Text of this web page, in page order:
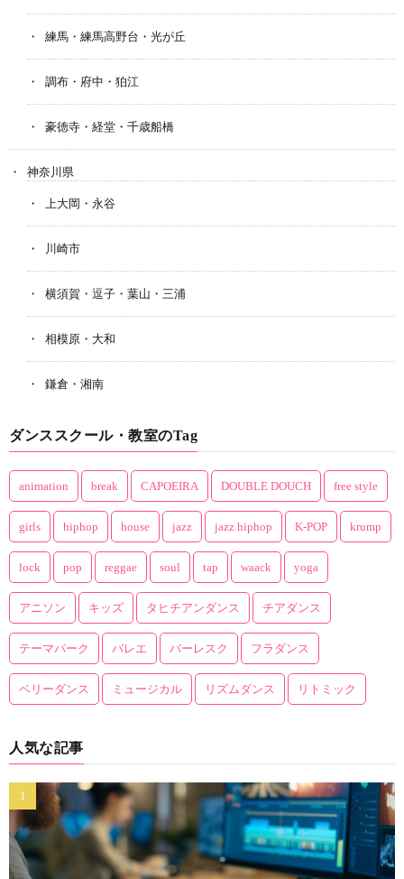
練馬・練馬高野台・光が丘
調布・府中・狛江
豪徳寺・経堂・千歳船橋
神奈川県
上大岡・永谷
川崎市
横須賀・逗子・葉山・三浦
相模原・大和
鎌倉・湘南
ダンススクール・教室のTag
animation break CAPOEIRA DOUBLE DOUCH free style
girls hiphop house jazz jazz hiphop K-POP krump
lock pop reggae soul tap waack yoga
アニソン キッズ タヒチアンダンス チアダンス
テーマパーク バレエ バーレスク フラダンス
ベリーダンス ミュージカル リズムダンス リトミック
人気な記事